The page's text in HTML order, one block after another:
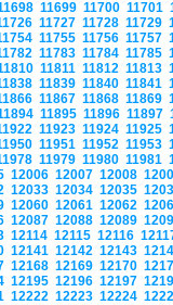
11699 11700 11701
11727 11728 11729
11755 11756 11757
11783 11784 11785
11811 11812 11813
11839 11840 11841
11867 11868 11869
11895 11896 11897
11923 11924 11925
11951 11952 11953
11979 11980 11981
12006 12007 12008
12033 12034 12035
12060 12061 12062
12087 12088 12089
12114 12115 12116
12141 12142 12143
12168 12169 12170
12195 12196 12197
12222 12223 12224